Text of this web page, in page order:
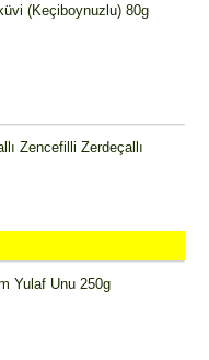
(Keçiboynuzlu) 80g
Zencefilli Zerdeçallı
Yulaf Unu 250g